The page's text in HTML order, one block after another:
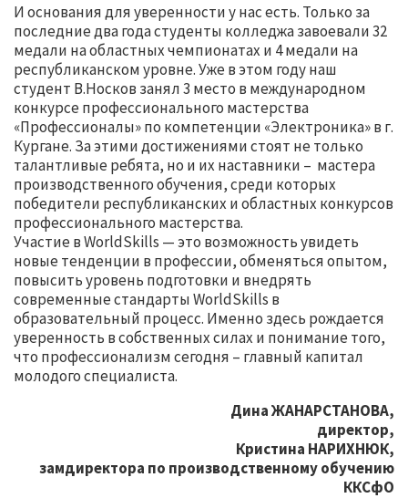
И основания для уверенности у нас есть. Только за
последние два года студенты колледжа завоевали 32
медали на областных чемпионатах и 4 медали на
республиканском уровне. Уже в этом году наш
студент В.Носков занял 3 место в международном
конкурсе профессионального мастерства
«Профессионалы» по компетенции «Электроника» в г.
Кургане. За этими достижениями стоят не только
талантливые ребята, но и их наставники – мастера
производственного обучения, среди которых
победители республиканских и областных конкурсов
профессионального мастерства.
Участие в WorldSkills — это возможность увидеть
новые тенденции в профессии, обменяться опытом,
повысить уровень подготовки и внедрять
современные стандарты WorldSkills в
образовательный процесс. Именно здесь рождается
уверенность в собственных силах и понимание того,
что профессионализм сегодня – главный капитал
молодого специалиста.
Дина ЖАНАРСТАНОВА,
директор,
Кристина НАРИХНЮК,
замдиректора по производственному обучению
ККСфО